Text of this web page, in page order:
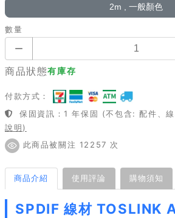
2m , 一般顏色
數量
商品狀態有庫存
付款方式：
保固資訊：1 年保固 (不包含: 配件、
說明)
此商品被關注 12257 次
商品介紹 使用評論 購物須知
SPDIF 線材 TOSLINK